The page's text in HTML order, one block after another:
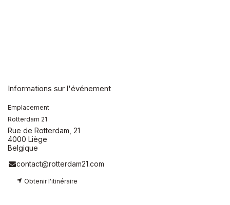
Informations sur l'événement
Emplacement
Rotterdam 21
Rue de Rotterdam, 21
4000 Liège
Belgique
contact@rotterdam21.com
Obtenir l'itinéraire